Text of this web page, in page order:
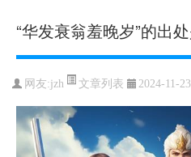
“华发衰翁羞晚岁”的出
网友:jzh 文章列表 2024-11-